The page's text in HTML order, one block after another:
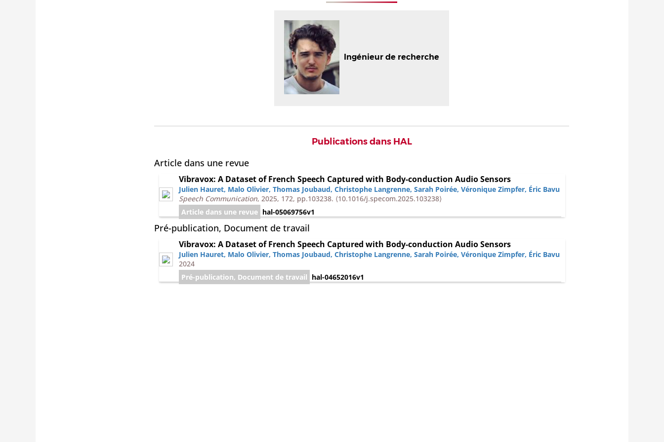
Ingénieur de recherche
Publications dans HAL
Article dans une revue
Vibravox: A Dataset of French Speech Captured with Body-conduction Audio Sensors
Julien Hauret, Malo Olivier, Thomas Joubaud, Christophe Langrenne, Sarah Poirée, Véronique Zimpfer, Éric Bavu
Speech Communication, 2025, 172, pp.103238. ⟨10.1016/j.specom.2025.103238⟩
Article dans une revue hal-05069756v1
Pré-publication, Document de travail
Vibravox: A Dataset of French Speech Captured with Body-conduction Audio Sensors
Julien Hauret, Malo Olivier, Thomas Joubaud, Christophe Langrenne, Sarah Poirée, Véronique Zimpfer, Éric Bavu
2024
Pré-publication, Document de travail hal-04652016v1